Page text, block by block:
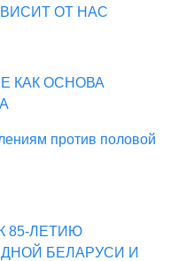
ОТ НАС
КАК ОСНОВА
против половой
85-ЛЕТИЮ
БЕЛАРУСИ И